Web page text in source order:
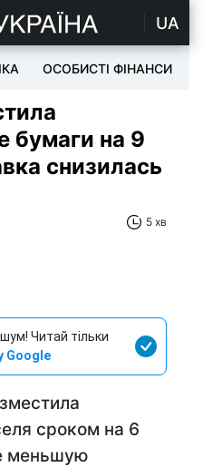
UA
ОСОБИСТІ ФІНАНСИ
бумаги на 9
снизилась
5 хв
Читай тільки
Google
сроком на 6
меньшую